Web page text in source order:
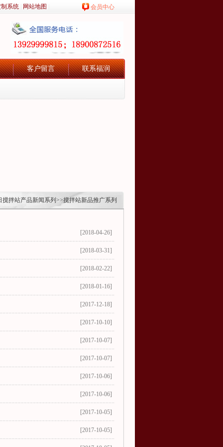
制系统 网站地图 会员中心
客户留言 联系福润
搅拌站产品新闻系列 >>搅拌站新品推广系列
[2018-04-26]
[2018-03-31]
[2018-02-22]
[2018-01-16]
[2017-12-18]
[2017-10-10]
[2017-10-07]
[2017-10-07]
[2017-10-06]
[2017-10-06]
[2017-10-05]
[2017-10-05]